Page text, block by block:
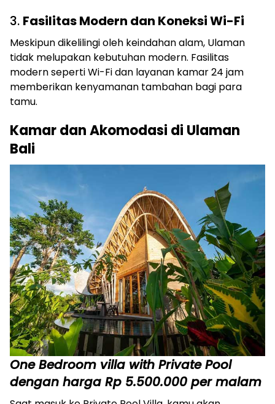
3. Fasilitas Modern dan Koneksi Wi-Fi
Meskipun dikelilingi oleh keindahan alam, Ulaman
tidak melupakan kebutuhan modern. Fasilitas
modern seperti Wi-Fi dan layanan kamar 24 jam
memberikan kenyamanan tambahan bagi para
tamu.
Kamar dan Akomodasi di Ulaman
Bali
One Bedroom villa with Private Pool
dengan harga Rp 5.500.000 per malam